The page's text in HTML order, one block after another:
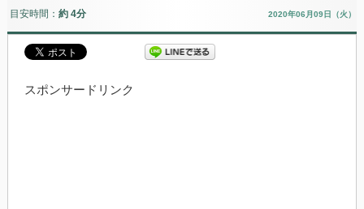
目安時間： 約 4分 2020年06月09日（火）
スポンサードリンク